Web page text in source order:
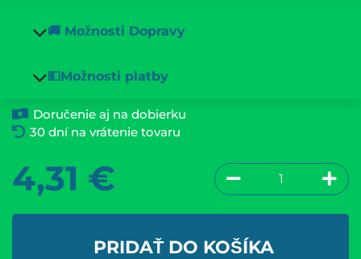
🚚 Možnosti Dopravy
💵Možnosti platby
Doručenie aj na dobierku
30 dní na vrátenie tovaru
4,31 €
PRIDAŤ DO KOŠÍKA